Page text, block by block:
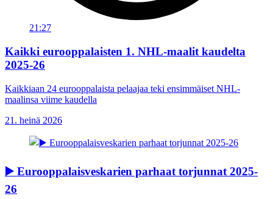
21:27
Kaikki eurooppalaisten 1. NHL-maalit kaudelta
2025-26
Kaikkiaan 24 eurooppalaista pelaajaa teki ensimmäiset NHL-
maalinsa viime kaudella
21. heinä 2026
▶️ Eurooppalaisveskarien parhaat torjunnat 2025-
26